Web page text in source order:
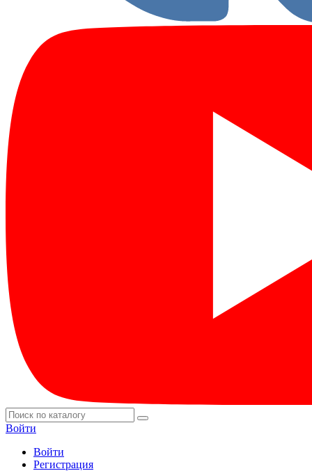
Войти
Войти
Регистрация